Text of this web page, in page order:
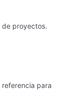
de proyectos.
referencia para